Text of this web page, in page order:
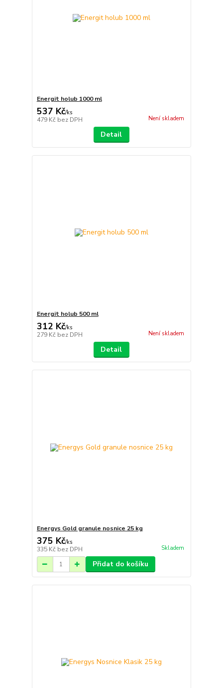
Energit holub 1000 ml
537 Kč/ks
479 Kč bez DPH Není skladem
Detail
Energit holub 500 ml
312 Kč/ks
279 Kč bez DPH Není skladem
Detail
Energys Gold granule nosnice 25 kg
375 Kč/ks
335 Kč bez DPH Skladem
Přidat do košíku